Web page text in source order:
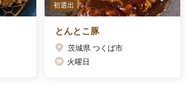
初選出
とんとこ豚
茨城県 つくば市
火曜日